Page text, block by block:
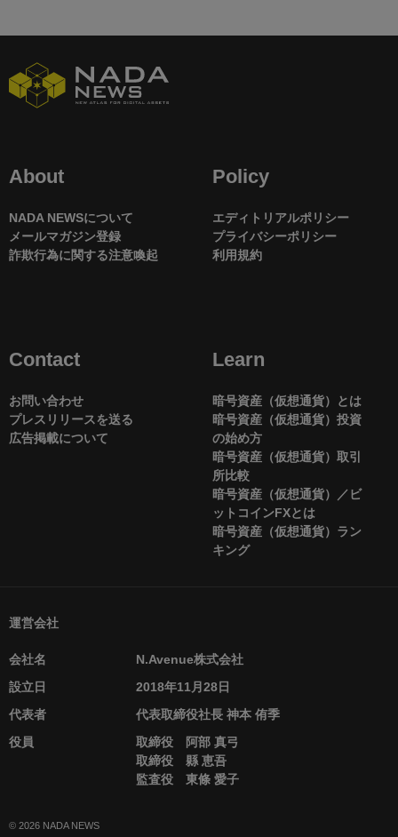
About
NADA NEWSについて
メールマガジン登録
詐欺行為に関する注意喚起
Policy
エディトリアルポリシー
プライバシーポリシー
利用規約
Contact
お問い合わせ
プレスリリースを送る
広告掲載について
Learn
暗号資産（仮想通貨）とは
暗号資産（仮想通貨）投資
の始め方
暗号資産（仮想通貨）取引
所比較
暗号資産（仮想通貨）／ビ
ットコインFXとは
暗号資産（仮想通貨）ラン
キング
運営会社
会社名
N.Avenue株式会社
設立日
2018年11月28日
代表者
代表取締役社長 神本 侑季
役員
取締役 阿部 真弓
取締役 縣 恵吾
監査役 東條 愛子
© 2026 NADA NEWS